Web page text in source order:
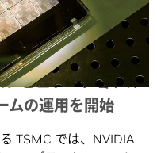
ピュテーショナル
ムの運用を開始
TSMC では、NVIDIA